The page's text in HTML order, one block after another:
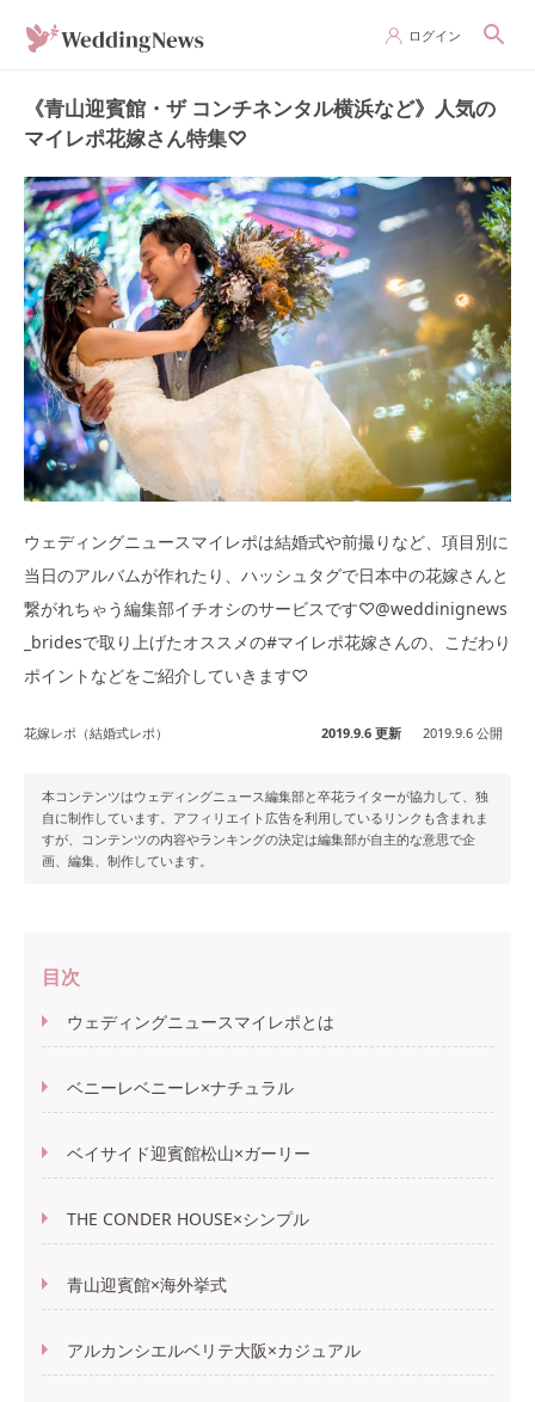
ログイン
《青山迎賓館・ザ コンチネンタル横浜など》人気の
マイレポ花嫁さん特集♡
ウェディングニュースマイレポは結婚式や前撮りなど、項目別に
当日のアルバムが作れたり、ハッシュタグで日本中の花嫁さんと
繋がれちゃう編集部イチオシのサービスです♡@weddinignews
_bridesで取り上げたオススメの#マイレポ花嫁さんの、こだわり
ポイントなどをご紹介していきます♡
花嫁レポ（結婚式レポ） 2019.9.6 更新 2019.9.6 公開
本コンテンツはウェディングニュース編集部と卒花ライターが協力して、独
自に制作しています。アフィリエイト広告を利用しているリンクも含まれま
すが、コンテンツの内容やランキングの決定は編集部が自主的な意思で企
画、編集、制作しています。
目次
ウェディングニュースマイレポとは
ベニーレベニーレ×ナチュラル
ベイサイド迎賓館松山×ガーリー
THE CONDER HOUSE×シンプル
青山迎賓館×海外挙式
アルカンシエルベリテ大阪×カジュアル